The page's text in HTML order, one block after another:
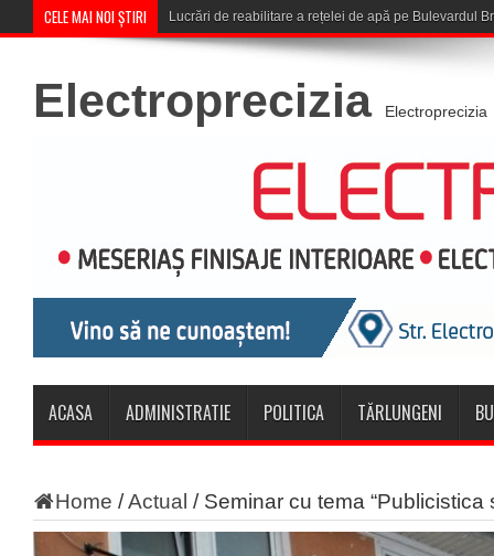
CELE MAI NOI ȘTIRI Corona Brașov se califică în Turul
Electroprecizia Electroprecizia
ACASA ADMINISTRATIE POLITICA TĂRLUNGENI
Home /Actual / Seminar cu tema “Publicistica